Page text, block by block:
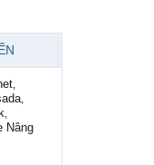
,
,
,
Nâng